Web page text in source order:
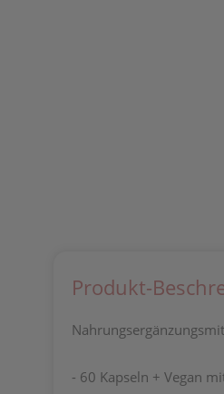
Produkt-
- 60 Kapseln + Vegan